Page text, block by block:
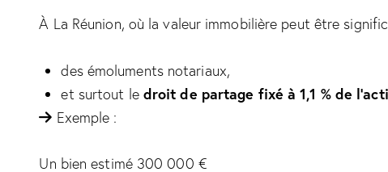
À La Réunion, où la valeur immobilière peut être
des émoluments notariaux,
et surtout le droit de partage fixé à 1,1 % de
Exemple :
Un bien estimé 300 000 €